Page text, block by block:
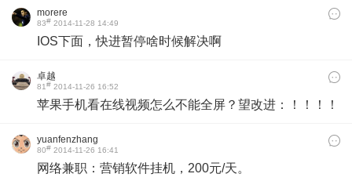
morere
83# 2014-11-28 14:49
IOS下面，快进暂停啥时候解决啊
卓越
81# 2014-11-26 16:52
苹果手机看在线视频怎么不能全屏？望改进：！！！！
yuanfenzhang
80# 2014-11-26 16:41
网络兼职：营销软件挂机，200元/天。